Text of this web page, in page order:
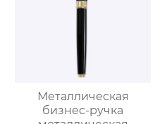
Металлическая
бизнес-ручка